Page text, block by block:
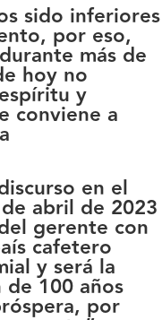
sido inferiores
por eso,
más de
hoy no
y
conviene a
en el
abril de 2023
gerente con
cafetero
y será la
100 años
por